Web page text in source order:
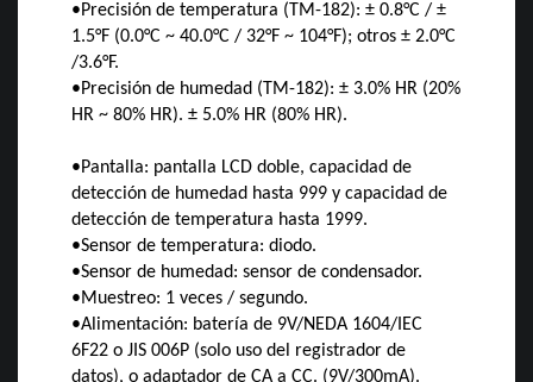
•Precisión de temperatura (TM-182): ± 0.8°C / ±
1.5°F (0.0°C ~ 40.0°C / 32°F ~ 104°F); otros ± 2.0°C
/3.6°F.
•Precisión de humedad (TM-182): ± 3.0% HR (20%
HR ~ 80% HR). ± 5.0% HR (80% HR).
•Pantalla: pantalla LCD doble, capacidad de
detección de humedad hasta 999 y capacidad de
detección de temperatura hasta 1999.
•Sensor de temperatura: diodo.
•Sensor de humedad: sensor de condensador.
•Muestreo: 1 veces / segundo.
•Alimentación: batería de 9V/NEDA 1604/IEC
6F22 o JIS 006P (solo uso del registrador de
datos), o adaptador de CA a CC. (9V/300mA).